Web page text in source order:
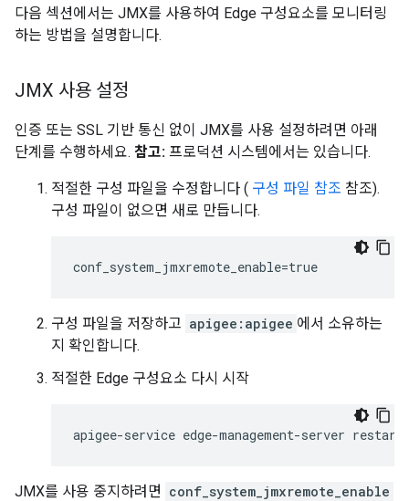
다음 섹션에서는 JMX를 사용하여 Edge 구성요소를 모니터링
하는 방법을 설명합니다.
JMX 사용 설정
인증 또는 SSL 기반 통신 없이 JMX를 사용 설정하려면 아래
단계를 수행하세요. 참고: 프로덕션 시스템에서는 있습니다.
적절한 구성 파일을 수정합니다 ( 구성 파일 참조 참조).
구성 파일이 없으면 새로 만듭니다.
conf_system_jmxremote_enable=true
구성 파일을 저장하고 apigee:apigee 에서 소유하는
지 확인합니다.
적절한 Edge 구성요소 다시 시작
apigee-service edge-management-server restart
JMX를 사용 중지하려면 conf_system_jmxremote_enable